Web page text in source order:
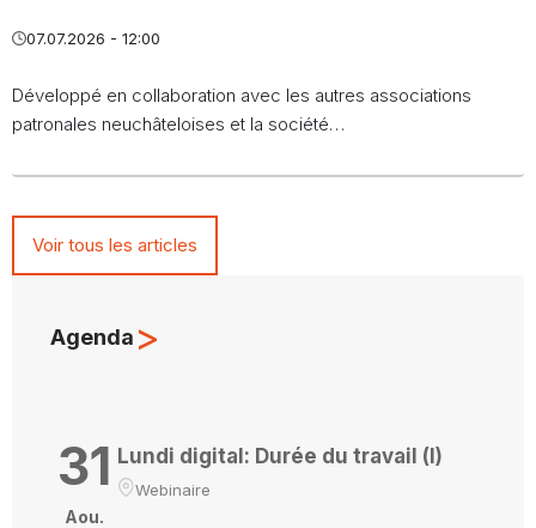
07.07.2026 - 12:00
Développé en collaboration avec les autres associations
patronales neuchâteloises et la société…
Voir tous les articles
Agenda >
31
Aou.
Lundi digital: Durée du travail (I)
Webinaire